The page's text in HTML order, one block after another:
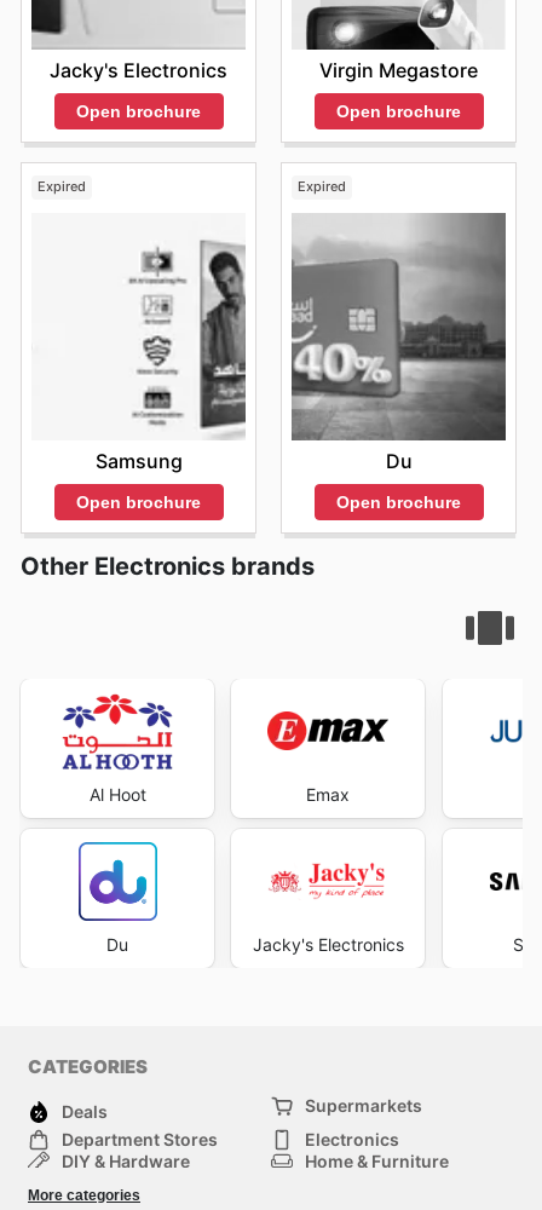
Jacky's Electronics
Open brochure
Virgin Megastore
Open brochure
Expired
Samsung
Open brochure
Expired
Du
Open brochure
Other Electronics brands
Al Hoot
Du
Emax
Jacky's Electronics
CATEGORIES
Deals
Supermarkets
Department Stores
Electronics
DIY & Hardware
Home & Furniture
Sports
More categories